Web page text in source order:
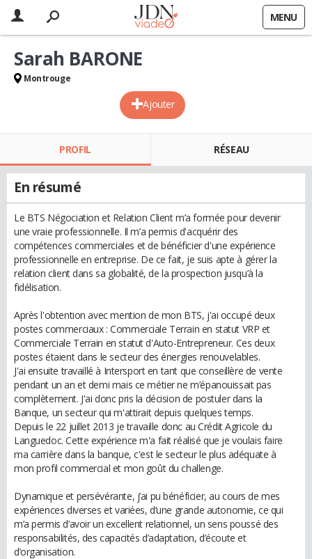
MENU
Ajouter
Sarah BARONE
Montrouge
PROFIL RÉSEAU
En résumé
Le BTS Négociation et Relation Client m’a formée pour devenir
une vraie professionnelle. Il m’a permis d'acquérir des
compétences commerciales et de bénéficier d'une expérience
professionnelle en entreprise. De ce fait, je suis apte à gérer la
relation client dans sa globalité, de la prospection jusqu’à la
fidélisation.
Après l'obtention avec mention de mon BTS, j'ai occupé deux
postes commerciaux : Commerciale Terrain en statut VRP et
Commerciale Terrain en statut d'Auto-Entrepreneur. Ces deux
postes étaient dans le secteur des énergies renouvelables.
J'ai ensuite travaillé à Intersport en tant que conseillère de vente
pendant un an et demi mais ce métier ne m’épanouissait pas
complètement. J'ai donc pris la décision de postuler dans la
Banque, un secteur qui m'attirait depuis quelques temps.
Depuis le 22 juillet 2013 je travaille donc au Crédit Agricole du
Languedoc. Cette expérience m'a fait réalisé que je voulais faire
ma carrière dans la banque, c'est le secteur le plus adéquate à
mon profil commercial et mon goût du challenge.
Dynamique et persévérante, j’ai pu bénéficier, au cours de mes
expériences diverses et variées, d’une grande autonomie, ce qui
m’a permis d’avoir un excellent relationnel, un sens poussé des
responsabilités, des capacités d’adaptation, d’écoute et
d’organisation.